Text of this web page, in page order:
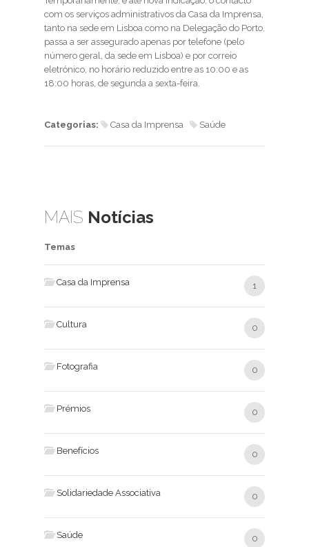
com os serviços administrativos da Casa da Imprensa,
tanto na sede em Lisboa como na Delegação do Porto,
passa a ser assegurado apenas por telefone (pelo
número geral, da sede em Lisboa) e por correio
eletrónico, no horário reduzido entre as 10:00 e as
18:00 horas, de segunda a sexta-feira.
Categorias: Casa da Imprensa Saúde
MAIS Notícias
Temas
Casa da Imprensa 1
Cultura 0
Fotografia 0
Prémios 0
Benefícios 0
Solidariedade Associativa 0
Saúde 0